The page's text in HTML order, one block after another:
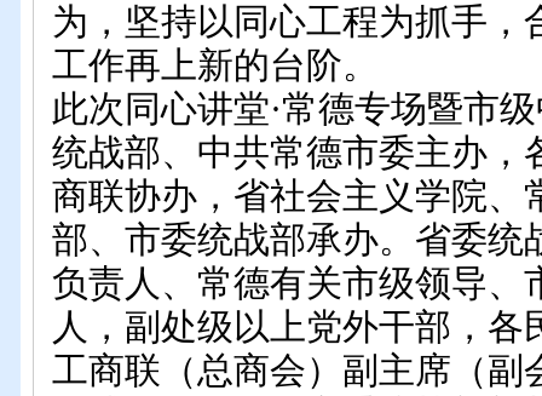
为，坚持以同心工程为抓手，
工作再上新的台阶。
此次同心讲堂·常德专场暨市
统战部、中共常德市委主办，
商联协办，省社会主义学院、
部、市委统战部承办。省委统
负责人、常德有关市级领导、
人，副处级以上党外干部， 各
工商联（总商会）副主席（副